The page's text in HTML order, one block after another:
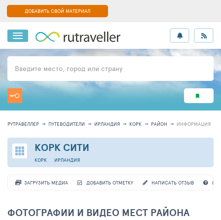
ДОБАВИТЬ СВОЙ МАТЕРИАЛ
Введите место, город или страну
РУТРАВЕЛЛЕР ПУТЕВОДИТЕЛИ ИРЛАНДИЯ КОРК РАЙОН ИНФОРМАЦИЯ
КОРК СИТИ
ИРЛАНДИЯ
КОРК
ЗАГРУЗИТЬ МЕДИА ДОБАВИТЬ ОТМЕТКУ НАПИСАТЬ ОТЗЫВ
ФОТОГРАФИИ И ВИДЕО МЕСТ РАЙОНА